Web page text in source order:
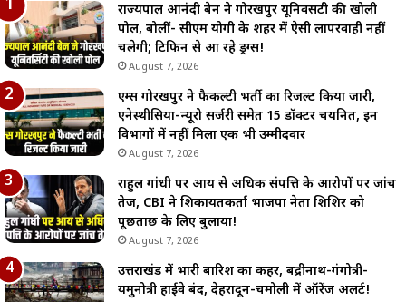
राज्यपाल आनंदी बेन ने गोरखपुर यूनिवर्सिटी की खोली
पोल, बोलीं- सीएम योगी के शहर में ऐसी लापरवाही नहीं
चलेगी; टिफिन से आ रहे ड्रग्स!
August 7, 2026
एम्स गोरखपुर ने फैकल्टी भर्ती का रिजल्ट किया जारी,
एनेस्थीसिया-न्यूरो सर्जरी समेत 15 डॉक्टर चयनित, इन
विभागों में नहीं मिला एक भी उम्मीदवार
August 7, 2026
राहुल गांधी पर आय से अधिक संपत्ति के आरोपों पर जांच
तेज, CBI ने शिकायतकर्ता भाजपा नेता शिशिर को
पूछताछ के लिए बुलाया!
August 7, 2026
उत्तराखंड में भारी बारिश का कहर, बद्रीनाथ-गंगोत्री-
यमुनोत्री हाईवे बंद, देहरादून-चमोली में ऑरेंज अलर्ट!